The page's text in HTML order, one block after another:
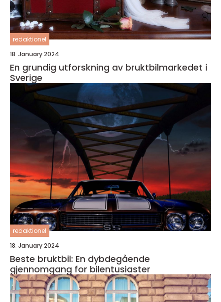
redaktionel
18. January 2024
En grundig utforskning av bruktbilmarkedet i
Sverige
redaktionel
18. January 2024
Beste bruktbil: En dybdegående
gjennomgang for bilentusiaster